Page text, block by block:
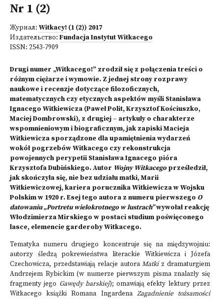
Nr 1 (2)
Журнал: Witkacy! (1 (2)) 2017
Издательство: Fundacja Instytut Witkacego
ISSN: 2543-7909
Drugi numer „Witkacego!” zrodził się z połączenia treści o
różnym ciężarze i wymowie. Z jednej strony rozprawy
naukowe i recenzje dotyczące filozoficznych,
matematycznych czy etycznych aspektów myśli Stanisława
Ignacego Witkiewicza (Paweł Polit, Krzysztof Kościuszko,
Maciej Dombrowski), z drugiej – artykuły o charakterze
wspomnieniowym i biograficznym, jak zapiski Macieja
Witkiewicza sporządzone dla upamiętnienia wydarzeń
wokół pogrzebów Witkacego czy rekonstrukcja
powojennych perypetii Stanisława Ignacego pióra
Krzysztofa Dubińskiego. Autor Wojny Witkacegoprześledził,
jak skończyła się, nie bez udziału matki, Marii
Witkiewiczowej, kariera porucznika Witkiewicza w Wojsku
Polskim w 1920 r. Esej tego autora z numeru pierwszego O
datowaniu „Portretu wielokrotnego w lustrach”wywołał reakcję
Włodzimierza Mirskiego w postaci studium poświęconego
lasce, elemencie garderoby Witkacego.
Tematyka numeru drugiego koncentruje się na międzywojniu:
autorzy śledzą pokrewieństwa literackie Witkiewicza i Józefa
Czechowicza, przedstawiają relacje autoraMatkiz dramaturgiem
Andrzejem Rybickim (w numerze pierwszym pisma znalazły się
fragmenty jego Gawędy barskiej); omawiają efekty lektury przez
Witkacego książki Romana Ingardena Zagadnienie tożsamości